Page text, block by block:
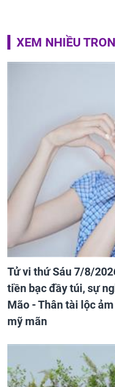
XEM NHIỀU
Tử vi thứ Sáu 7/8/
tiền bạc đầy túi, sự
Mão - Thân tài lộc
mỹ mãn